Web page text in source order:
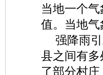
当地一个
值。当地
强降雨
县之间有
了部分村